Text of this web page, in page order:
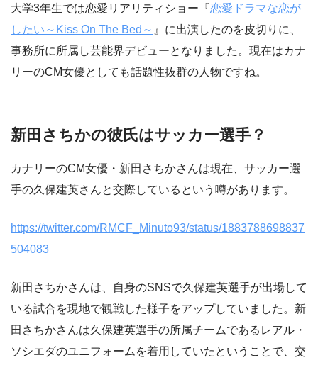
大学3年生では恋愛リアリティショー『恋愛ドラマな恋が
したい～Kiss On The Bed～ 』に出演したのを皮切りに、
事務所に所属し芸能界デビューとなりました。現在はカナ
リーのCM女優としても話題性抜群の人物ですね。
新田さちかの彼氏はサッカー選手？
カナリーのCM女優・新田さちかさんは現在、サッカー選
手の久保建英さんと交際しているという噂があります。
https://twitter.com/RMCF_Minuto93/status/1883788698837
504083
新田さちかさんは、自身のSNSで久保建英選手が出場して
いる試合を現地で観戦した様子をアップしていました。新
田さちかさんは久保建英選手の所属チームであるレアル・
ソシエダのユニフォームを着用していたということで、交